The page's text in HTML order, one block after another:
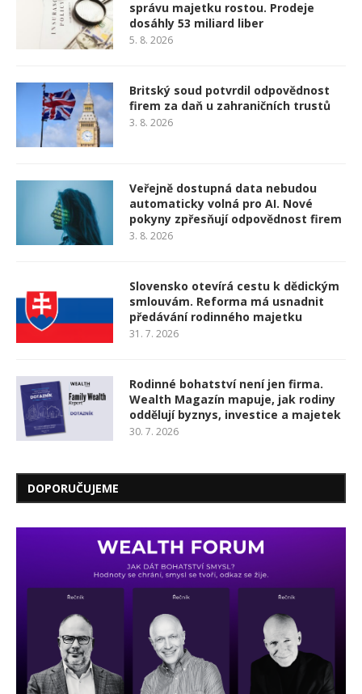
správu majetku rostou. Prodeje
dosáhly 53 miliard liber
5. 8. 2026
Britský soud potvrdil odpovědnost
firem za daň u zahraničních trustů
3. 8. 2026
Veřejně dostupná data nebudou
automaticky volná pro AI. Nové
pokyny zpřesňují odpovědnost firem
3. 8. 2026
Slovensko otevírá cestu k dědickým
smlouvám. Reforma má usnadnit
předávání rodinného majetku
31. 7. 2026
Rodinné bohatství není jen firma.
Wealth Magazín mapuje, jak rodiny
oddělují byznys, investice a majetek
30. 7. 2026
DOPORUČUJEME